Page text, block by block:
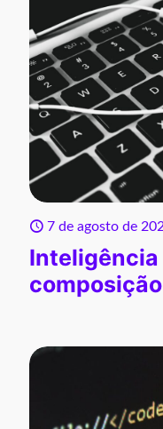
7 de agosto de